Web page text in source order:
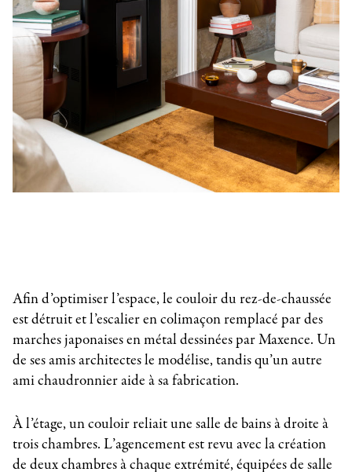
Afin d’optimiser l’espace, le couloir du rez-de-chaussée
est détruit et l’escalier en colimaçon remplacé par des
marches japonaises en métal dessinées par Maxence. Un
de ses amis architectes le modélise, tandis qu’un autre
ami chaudronnier aide à sa fabrication.
À l’étage, un couloir reliait une salle de bains à droite à
trois chambres. L’agencement est revu avec la création
de deux chambres à chaque extrémité, équipées de salle